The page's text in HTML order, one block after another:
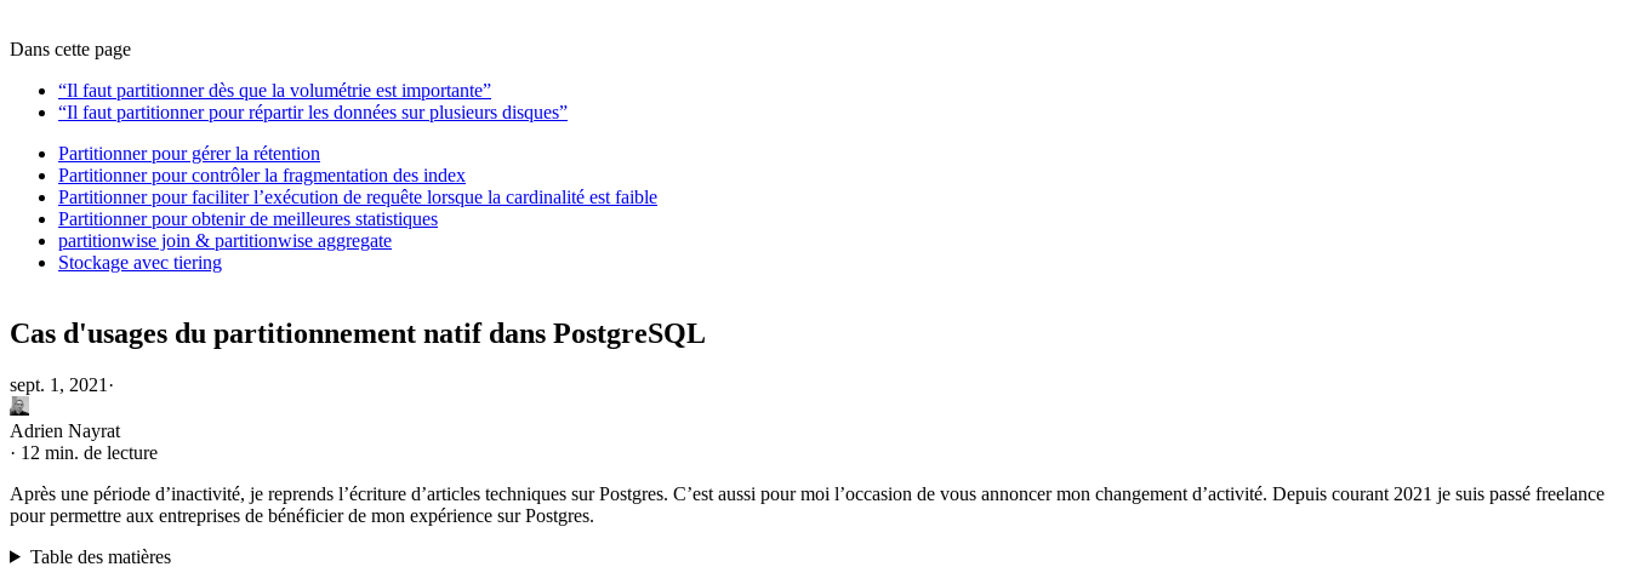
Dans cette page
“Il faut partitionner dès que la volumétrie est importante”
“Il faut partitionner pour répartir les données sur plusieurs disques”
Partitionner pour gérer la rétention
Partitionner pour contrôler la fragmentation des index
Partitionner pour faciliter l’exécution de requête lorsque la cardinalité est faible
Partitionner pour obtenir de meilleures statistiques
partitionwise join & partitionwise aggregate
Stockage avec tiering
Cas d'usages du partitionnement natif dans PostgreSQL
sept. 1, 2021 ·
Adrien Nayrat
· 12 min. de lecture
Après une période d’inactivité, je reprends l’écriture d’articles techniques sur Postgres. C’est aussi pour moi l’occasion de vous annoncer mon changement d’activité. Depuis courant 2021 je suis passé freelance
pour permettre aux entreprises de bénéficier de mon expérience sur Postgres.
Table des matières